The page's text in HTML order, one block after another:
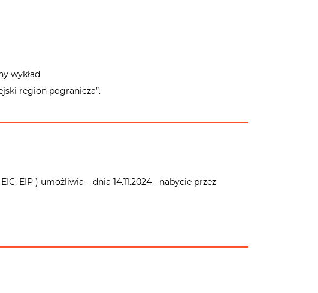
wykład
region pogranicza”.
EIP ) umożliwia – dnia 14.11.2024 - nabycie przez